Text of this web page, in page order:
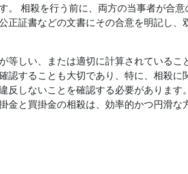
。 相殺を行う前に、両方の当事者が合
正証書などの文書にその合意を明記し、
等しい、または適切に計算されているこ
認することも大切であり、特に、相殺に
反しないことを確認する必要があります。
金と買掛金の相殺は、効率的かつ円滑な